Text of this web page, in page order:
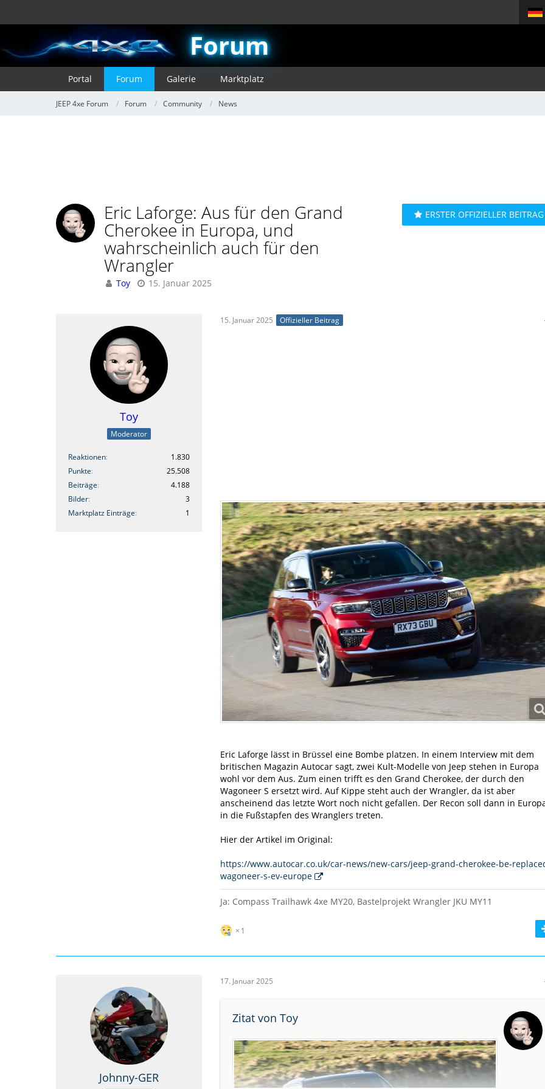
Forum
Portal Forum Galerie Marktplatz
JEEP 4xe Forum Forum Community News
Eric Laforge: Aus für den Grand
Cherokee in Europa, und
wahrscheinlich auch für den
Wrangler
Toy 15. Januar 2025
ERSTER OFFIZIELLER BEITRAG
Toy
Moderator
Reaktionen
1.830
Punkte
25.508
Beiträge
4.188
Bilder
3
Marktplatz Einträge
1
15. Januar 2025 Offizieller Beitrag
Eric Laforge lässt in Brüssel eine Bombe platzen. In einem Interview mit dem
britischen Magazin Autocar sagt, zwei Kult-Modelle von Jeep stehen in Europa
wohl vor dem Aus. Zum einen trifft es den Grand Cherokee, der durch den
Wagoneer S ersetzt wird. Auf Kippe steht auch der Wrangler, da ist aber
anscheinend das letzte Wort noch nicht gefallen. Der Recon soll dann in
in die Fußstapfen des Wranglers treten.
Hier der Artikel im Original:
https://www.autocar.co.uk/car-news/new-cars/jeep-grand-cherokee-be-
wagoneer-s-ev-europe
Ja: Compass Trailhawk 4xe MY20, Bastelprojekt Wrangler JKU MY11
1
Johnny-GER
17. Januar 2025
Zitat von Toy